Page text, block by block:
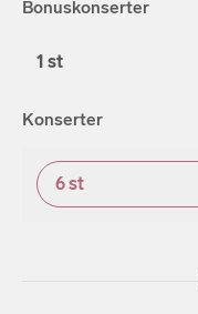
Bonuskonserter
1 st
Konserter
6st